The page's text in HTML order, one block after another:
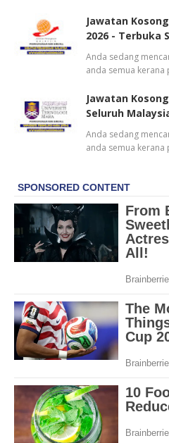
Jawatan
2026 - Terbuka
Anda sedang
anda semua kerana
Jawatan
Seluruh
Anda sedang
anda semua kerana